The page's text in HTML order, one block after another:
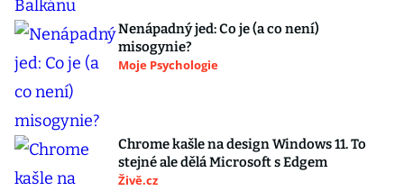
Nenápadný jed: Co je (a co není)
misogynie?
Moje Psychologie
Chrome kašle na design Windows 11. To
stejné ale dělá Microsoft s Edgem
Živě.cz